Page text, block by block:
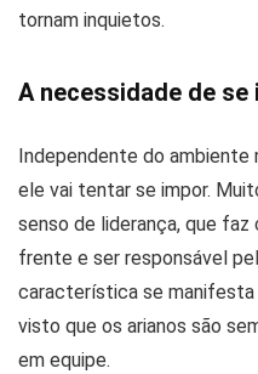
tornam inquietos.
A necessidade de se
Independente do
ele vai tentar se impor.
senso de liderança, que
frente e ser responsável
característica se manifesta
visto que os arianos são
em equipe.